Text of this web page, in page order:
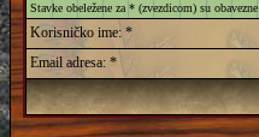
Stavke obeležene za * (zvezdicom) su obavezne
Korisničko ime: *
Email adresa: *